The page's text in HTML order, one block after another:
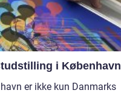
i København
er ikke kun Danmarks